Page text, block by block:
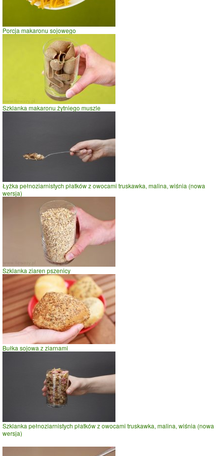
Porcja makaronu sojowego
Szklanka makaronu żytniego muszle
Łyżka pełnoziarnistych płatków z owocami truskawka, malina, wiśnia (nowa
wersja)
Szklanka ziaren pszenicy
Bułka sojowa z ziarnami
Szklanka pełnoziarnistych płatków z owocami truskawka, malina, wiśnia (nowa
wersja)